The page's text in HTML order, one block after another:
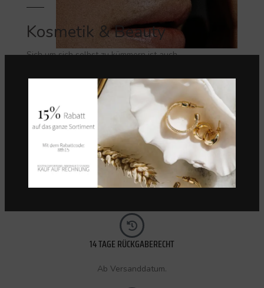
Kosmetik & Beauty
Sich um sich selbst zu kümmern ist auch
schlechtes Wetter warten.
KOSTENLOSER VERSAND (CH)
14 TAGE RÜCKGABERECHT
Ab Versanddatum.